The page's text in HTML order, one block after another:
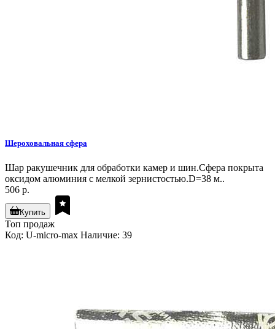
Шероховальная сфера
Шар ракушечник для обработки камер и шин.Сфера покрыта
оксидом алюминия с мелкой зернистостью.D=38 м..
506 р.
Купить
Топ продаж
Код: U-micro-max Наличие: 39